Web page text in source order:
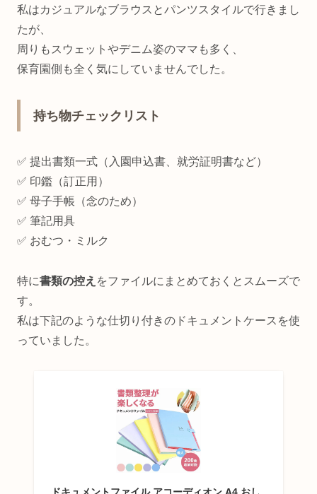
私はカジュアルなブラウスとパンツスタイルで行きまし
たが、
周りもスウェットやデニム姿のママも多く、
保育園側も全く気にしていませんでした。
持ち物チェックリスト
✅ 提出書類一式（入園申込書、就労証明書など）
✅ 印鑑（訂正用）
✅ 母子手帳（念のため）
✅ 筆記用具
✅ おむつ・ミルク
特に書類の控え をファイルにまとめておくとスムーズで
す。
私は下記のような仕切り付きのドキュメントケースを使
っていました。